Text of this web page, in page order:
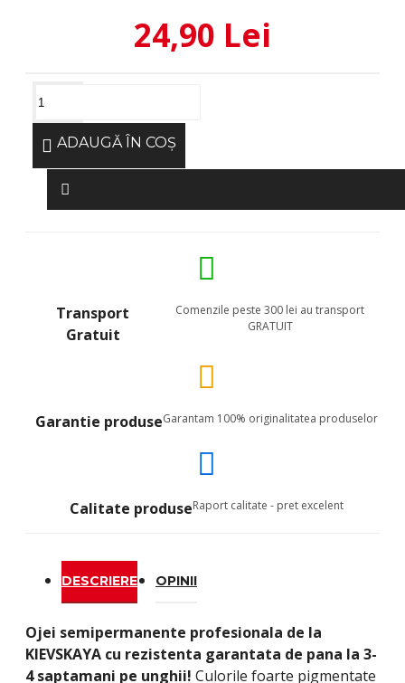
24,90 Lei
ADAUGĂ ÎN COŞ
Transport
Gratuit
Comenzile peste 300 lei au transport
GRATUIT
Garantie produseGarantam 100% originalitatea produselor
Calitate produseRaport calitate - pret excelent
DESCRIERE OPINII
Ojei semipermanente profesionala de la
KIEVSKAYA cu rezistenta garantata de pana la 3-
4 saptamani pe unghii! Culorile foarte pigmentate